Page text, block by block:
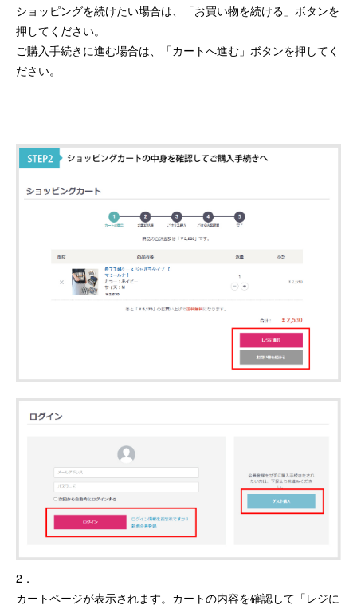
ショッピングを続けたい場合は、「お買い物を続ける」ボタンを
押してください。
ご購入手続きに進む場合は、「カートへ進む」ボタンを押してく
ださい。
2．
カートページが表示されます。カートの内容を確認して「レジに